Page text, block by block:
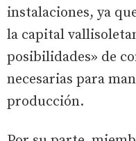
instalaciones, ya
la capital
posibilidades» de
necesarias para
producción.